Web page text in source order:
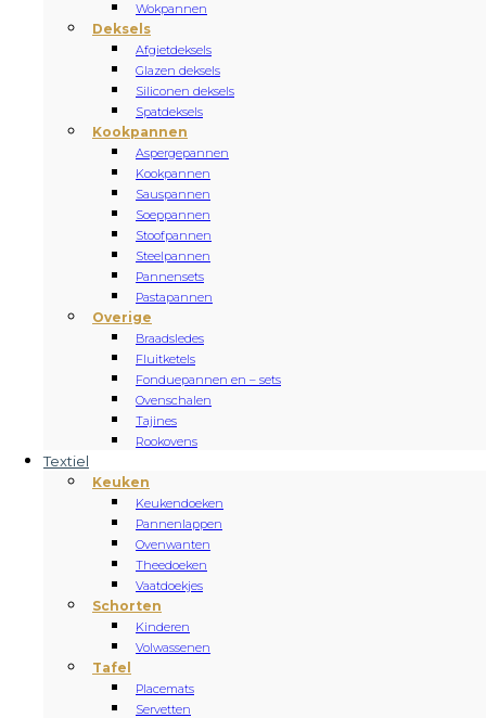
Wokpannen
Deksels
Afgietdeksels
Glazen deksels
Siliconen deksels
Spatdeksels
Kookpannen
Aspergepannen
Kookpannen
Sauspannen
Soeppannen
Stoofpannen
Steelpannen
Pannensets
Pastapannen
Overige
Braadsledes
Fluitketels
Fonduepannen en – sets
Ovenschalen
Tajines
Rookovens
Textiel
Keuken
Keukendoeken
Pannenlappen
Ovenwanten
Theedoeken
Vaatdoekjes
Schorten
Kinderen
Volwassenen
Tafel
Placemats
Servetten